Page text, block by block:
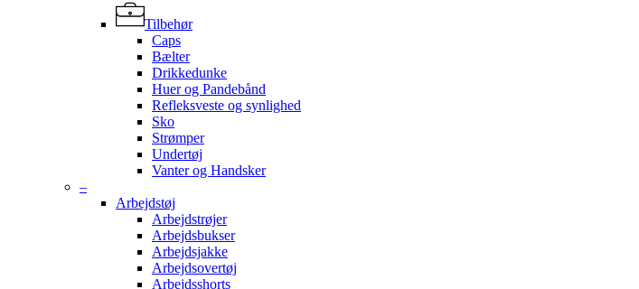
Tilbehør
Caps
Bælter
Drikkedunke
Huer og Pandebånd
Refleksveste og synlighed
Sko
Strømper
Undertøj
Vanter og Handsker
–
Arbejdstøj
Arbejdstrøjer
Arbejdsbukser
Arbejdsjakke
Arbejdsovertøj
Arbejdsshorts